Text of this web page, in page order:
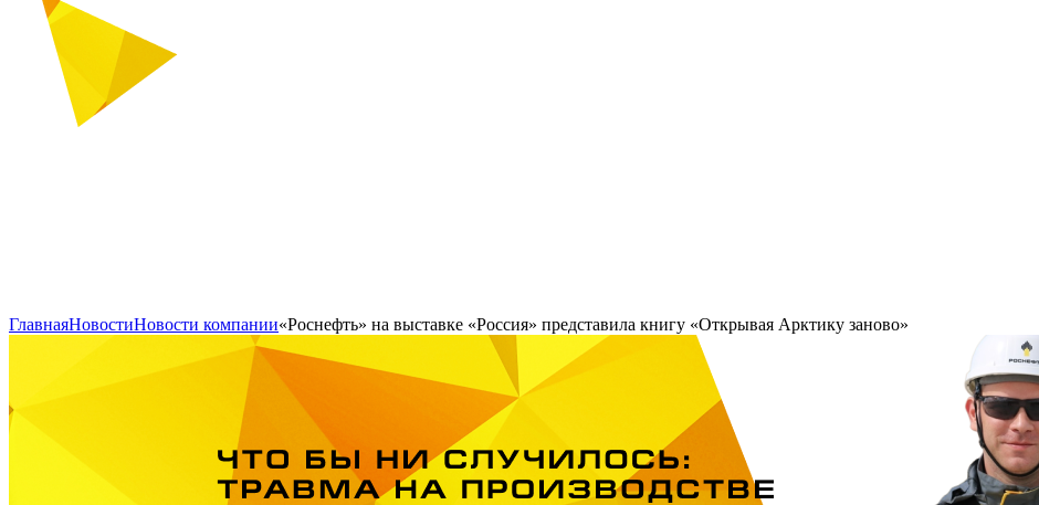
ГлавнаяНовостиНовости компании«Роснефть» на выставке «Россия» представила книгу «Открывая Арктику заново»